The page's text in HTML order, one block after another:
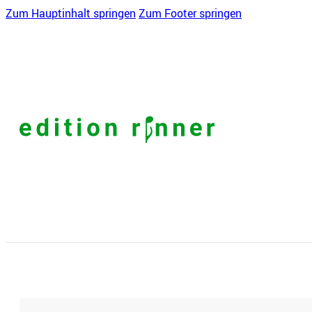
Zum Hauptinhalt springen Zum Footer springen